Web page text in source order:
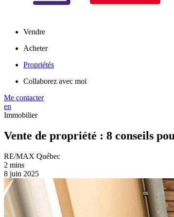
Vendre
Acheter
Propriétés
Collaborez avec moi
Me contacter
en
Immobilier
Vente de propriété : 8 conseils
RE/MAX Québec
2 mins
8 juin 2025